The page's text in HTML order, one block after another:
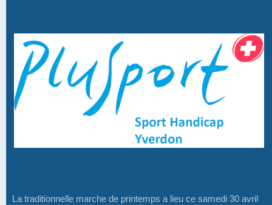
La traditionnelle marche de printemps a lieu ce samedi 30 avril